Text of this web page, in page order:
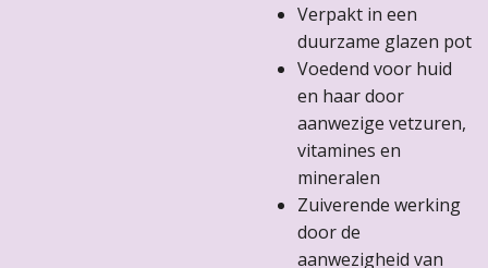
Verpakt in een
duurzame glazen pot
Voedend voor huid
en haar door
aanwezige vetzuren,
vitamines en
mineralen
Zuiverende werking
door de
aanwezigheid van